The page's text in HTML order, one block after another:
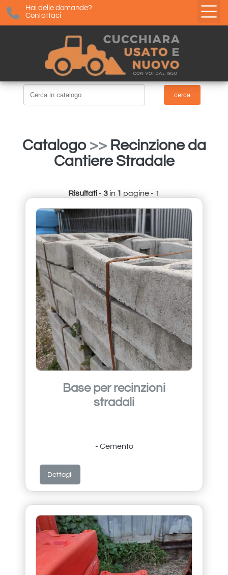
Hai delle domande?
Contattaci
Catalogo >> Recinzione da
Cantiere Stradale
Risultati- 3 in 1 pagine - 1
Base per recinzioni
stradali
- Cemento
Dettagli